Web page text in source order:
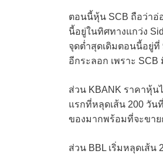
ตอนนี้หุ้น SCB ถือว่าอ่
นี้อยู่ในทิศทางแกว่ง
จุดต่ำสุดเดิมตอนนี้อยู่ที่
อีกระลอก เพราะ SCB
ส่วน KBANK ราคาหุ้น
แรกที่หลุดเส้น 200 วัน
ของมากพร้อมที่จะขาย
ส่วน BBL เริ่มหลุดเส้